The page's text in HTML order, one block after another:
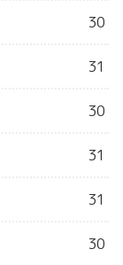
30
31
30
31
31
30